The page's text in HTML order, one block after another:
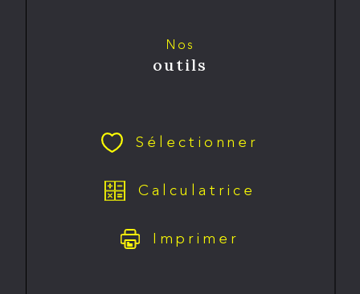
Nos
outils
Sélectionner
Calculatrice
Imprimer